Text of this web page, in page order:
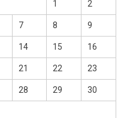
1 2
7 8 9
14 15 16
21 22 23
28 29 30